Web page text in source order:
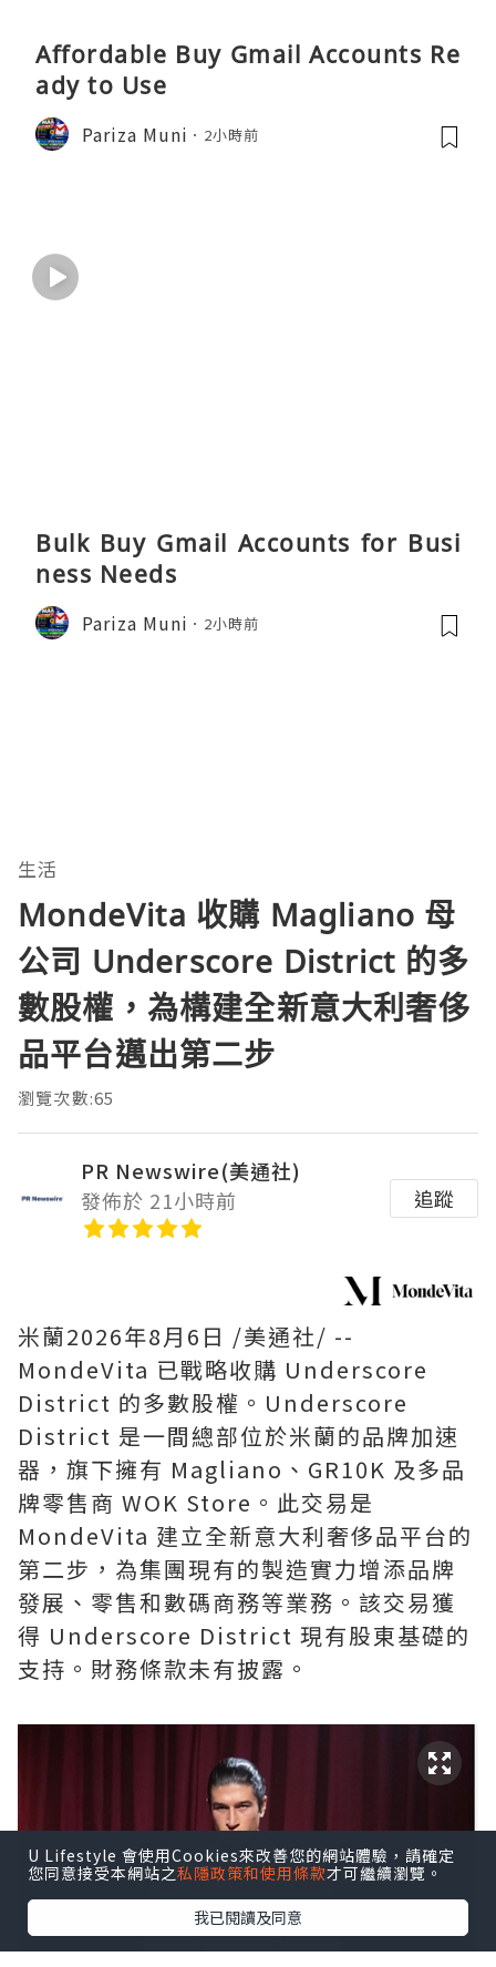
Affordable Buy Gmail Accounts Re
ady to Use
Pariza Muni 2小時前
Bulk Buy Gmail Accounts for Busi
ness Needs
Pariza Muni 2小時前
生活
MondeVita 收購 Magliano 母
公司 Underscore District 的多
數股權，為構建全新意大利奢侈
品平台邁出第二步
瀏覽次數:65
PR Newswire(美通社)
發佈於 21小時前
追蹤
米蘭2026年8月6日 /美通社/ --
MondeVita 已戰略收購 Underscore
District 的多數股權。Underscore
District 是一間總部位於米蘭的品牌加速
器，旗下擁有 Magliano、GR10K 及多品
牌零售商 WOK Store。此交易是
MondeVita 建立全新意大利奢侈品平台的
第二步，為集團現有的製造實力增添品牌
發展、零售和數碼商務等業務。該交易獲
得 Underscore District 現有股東基礎的
支持。財務條款未有披露。
U Lifestyle 會使用Cookies來改善您的網站體驗，請確定
您同意接受本網站之私隱政策和使用條款才可繼續瀏覽。
我已閱讀及同意